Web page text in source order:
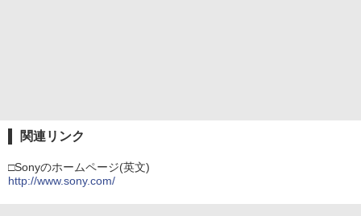
関連リンク
□Sonyのホームページ(英文)
http://www.sony.com/